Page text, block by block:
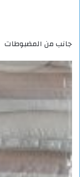
جانب من المضبوطات